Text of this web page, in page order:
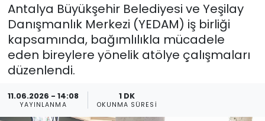
Antalya Büyükşehir Belediyesi ve Yeşilay
Danışmanlık Merkezi (YEDAM) iş birliği
kapsamında, bağımlılıkla mücadele
eden bireylere yönelik atölye çalışmaları
düzenlendi.
11.06.2026 - 14:08
YAYINLANMA
1 DK
OKUNMA SÜRESI
Eğitim
Kültür-sanat
Sağlık
Spor
Kültür-sanat
Sağlık
Spor
Teknoloji
Son Dakika Haberleri
Haber Arşivi